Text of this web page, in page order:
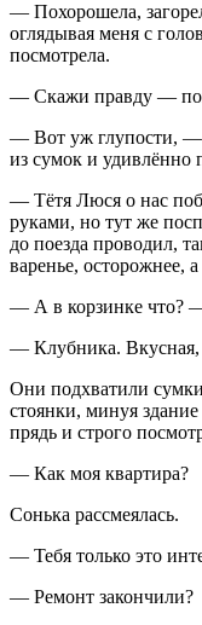
— Похорошела,
оглядывая меня с
посмотрела.
— Скажи правду —
— Вот уж глупости, —
из сумок и удивлённо
— Тётя Люся о нас
руками, но тут же
до поезда проводил,
варенье, осторожнее,
— А в корзинке что? —
— Клубника. Вкусная,
Они подхватили
стоянки, минуя
прядь и строго
— Как моя квартира?
Сонька рассмеялась.
— Тебя только это
— Ремонт закончили?